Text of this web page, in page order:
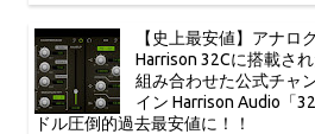
【史上最安値】アナロ
Harrison 32Cに搭載さ
組み合わせた公式チャ
イン Harrison Audio「
ドル圧倒的過去最安値に！！